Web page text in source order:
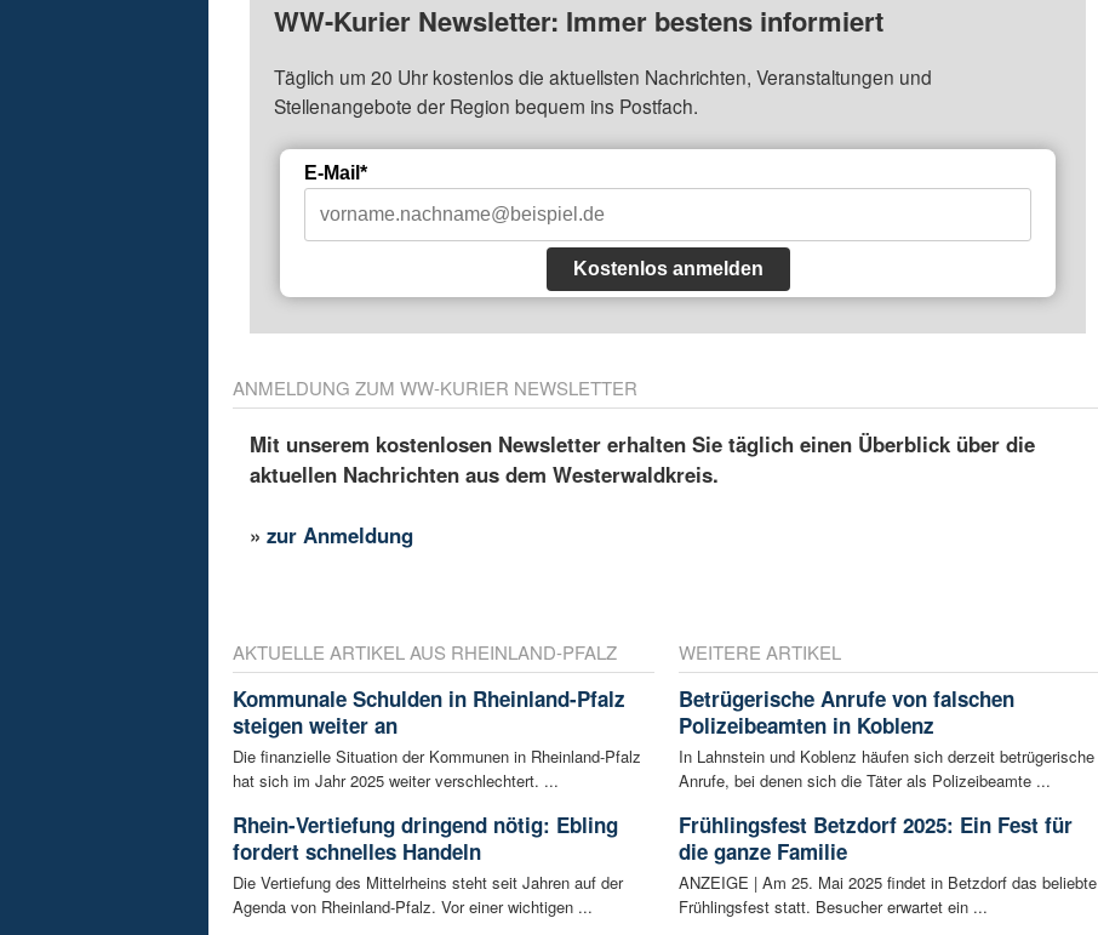
WW-Kurier Newsletter: Immer bestens informiert
Täglich um 20 Uhr kostenlos die aktuellsten Nachrichten, Veranstaltungen und
Stellenangebote der Region bequem ins Postfach.
E-Mail*
Kostenlos anmelden
ANMELDUNG ZUM WW-KURIER NEWSLETTER
Mit unserem kostenlosen Newsletter erhalten Sie täglich einen Überblick über die
aktuellen Nachrichten aus dem Westerwaldkreis.
»zur Anmeldung
AKTUELLE ARTIKEL AUS RHEINLAND-PFALZ
Kommunale Schulden in Rheinland-Pfalz
steigen weiter an
Die finanzielle Situation der Kommunen in Rheinland-Pfalz
hat sich im Jahr 2025 weiter verschlechtert. ...
Rhein-Vertiefung dringend nötig: Ebling
fordert schnelles Handeln
Die Vertiefung des Mittelrheins steht seit Jahren auf der
Agenda von Rheinland-Pfalz. Vor einer wichtigen ...
WEITERE ARTIKEL
Betrügerische Anrufe von falschen
Polizeibeamten in Koblenz
In Lahnstein und Koblenz häufen sich derzeit betrügerische
Anrufe, bei denen sich die Täter als Polizeibeamte ...
Frühlingsfest Betzdorf 2025: Ein Fest für
die ganze Familie
ANZEIGE | Am 25. Mai 2025 findet in Betzdorf das beliebte
Frühlingsfest statt. Besucher erwartet ein ...